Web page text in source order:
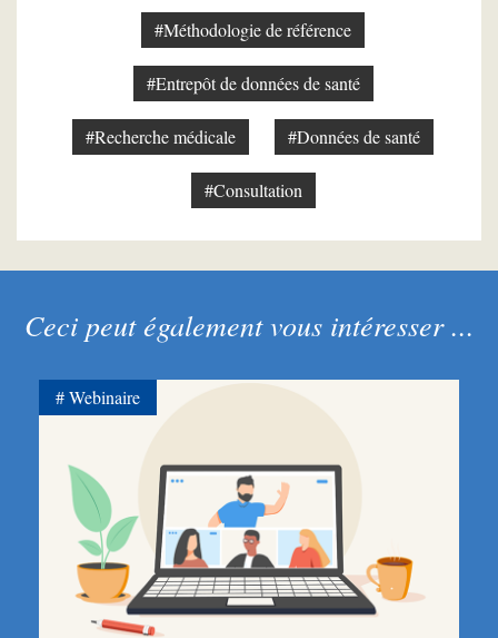
#Méthodologie de référence
#Entrepôt de données de santé
#Recherche médicale #Données de santé
#Consultation
Ceci peut également vous intéresser ...
Webinaire